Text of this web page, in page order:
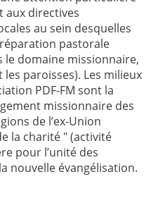
aux directives
au sein desquelles
pastorale
le domaine missionnaire,
les paroisses). Les milieux
PDF-FM sont la
missionnaire des
de l’ex-Union
la charité " (activité
pour l’unité des
nouvelle évangélisation.